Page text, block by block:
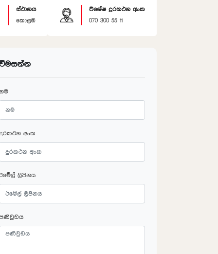
ස්ථානය
කොළඹ
විශේෂ දුරකථන අංක
070 300 55 11
අංක
ලිපිනය